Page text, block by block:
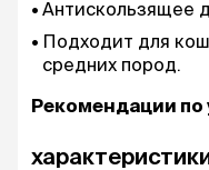
Антискользящее
Подходит для
средних пород.
Рекомендации по